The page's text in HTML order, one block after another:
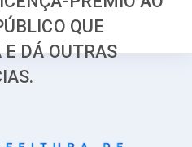
QUE
DÁ OUTRAS